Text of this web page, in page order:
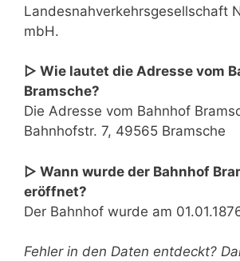
Landesnahverkehrsgesellschaft
mbH.
▷ Wie lautet die Adresse vom
Bramsche?
Die Adresse vom Bahnhof
Bahnhofstr. 7, 49565 Bramsche
▷ Wann wurde der Bahnhof
eröffnet?
Der Bahnhof wurde am
Fehler in den Daten entdeckt?